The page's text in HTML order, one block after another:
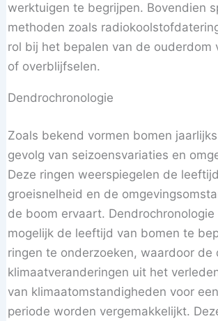
werktuigen te begrijpen. Bovendien
methoden zoals
rol bij het bepalen van de ouderdom
of overblijfselen.
Dendrochronologie
Zoals bekend vormen bomen
gevolg van seizoensvariaties en
Deze ringen weerspiegelen de
groeisnelheid en de
de boom ervaart.
mogelijk de leeftijd van bomen te
ringen te onderzoeken, waardoor de
klimaatveranderingen uit het
van klimaatomstandigheden voor
periode worden vergemakkelijkt.